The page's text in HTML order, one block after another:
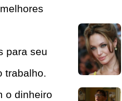
para seu
trabalho.
o dinheiro